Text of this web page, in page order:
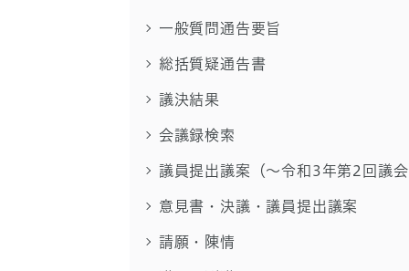
一般質問通告要旨
総括質疑通告書
議決結果
会議録検索
議員提出議案（～令和3年第2回議会
意見書・決議・議員提出議案
請願・陳情